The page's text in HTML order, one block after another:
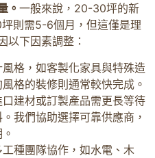
。 一般來說，20-30坪的新
則需5-6個月，但這僅是理
以下因素調整：
格，如客製化家具與特殊造
格的裝修則通常較快完成。
建材或訂製產品需更長等待
我們協助選擇可靠供應商，
種團隊協作，如水電、木